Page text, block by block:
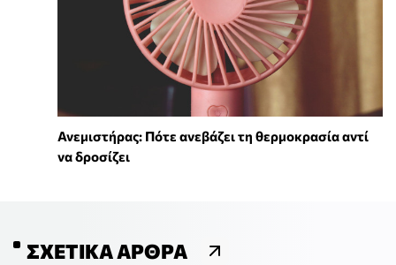
Ανεμιστήρας: Πότε ανεβάζει τη θερμοκρασία αντί
να δροσίζει
ΣΧΕΤΙΚΆ ΆΡΘΡΑ